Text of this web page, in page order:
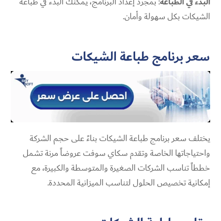
الشيكات بكل سهولة وأمان.
سعر برنامج طباعة الشيكات
يختلف سعر برنامج طباعة الشيكات بناءً على حجم الشركة
واحتياجاتها الخاصة وتقدم سكاي سوفت عروضاً مرنة تشمل
خططاً تناسب الشركات الصغيرة والمتوسطة والكبيرة، مع
إمكانية تخصيص الحلول لتناسب الميزانية المحددة.